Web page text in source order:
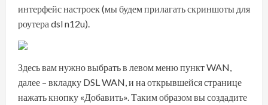
интерфейс настроек (мы будем прилагать скриншоты для
роутера dsl n12u).
Здесь вам нужно выбрать в левом меню пункт WAN,
далее – вкладку DSL WAN, и на открывшейся странице
нажать кнопку «Добавить». Таким образом вы создадите